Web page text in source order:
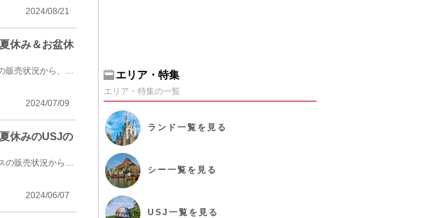
2024/08/21
休み＆お盆休
2024年8月のUSJの混雑状況を予想！開催中のイベントや営業時間、スタジオパスの販売状況から、混雑して...
2024/07/09
休みのUSJの
2024年7月のUSJの混雑状況を予想！開催予定のイベントや営業時間、スタジオパスの販売状況から、混雑し...
2024/06/07
エリア・特集
エリア・特集の一覧
ランド 一覧を見る
シー一覧を見る
USJ 一覧を見る